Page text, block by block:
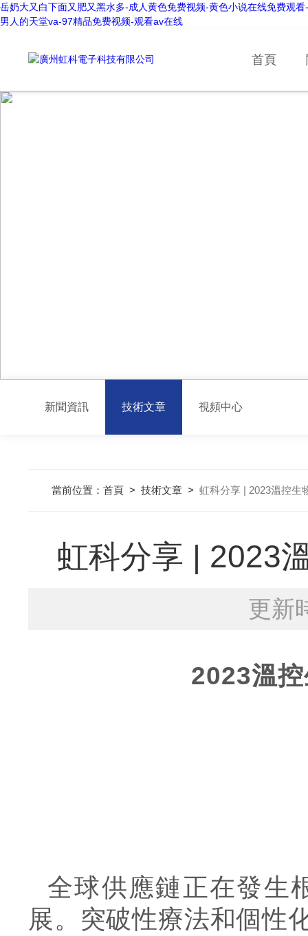
岳奶大又白下面又肥又黑水多-成人黄色免费视频-黄色小说在线免费观
男人的天堂va-97精品免费视频-观看av在线
首頁
新聞資訊 技術文章 視頻中心
當前位置： 首頁> 技術文章> 虹科分享 | 2023溫控生
虹科分享 | 2023
更新
2023溫
全球供應鏈正在發生
展。突破性療法和個性